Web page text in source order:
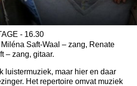
- 16.30
Saft-Waal – zang, Renate
– zang, gitaar.
luistermuziek, maar hier en daar
Het repertoire omvat muziek